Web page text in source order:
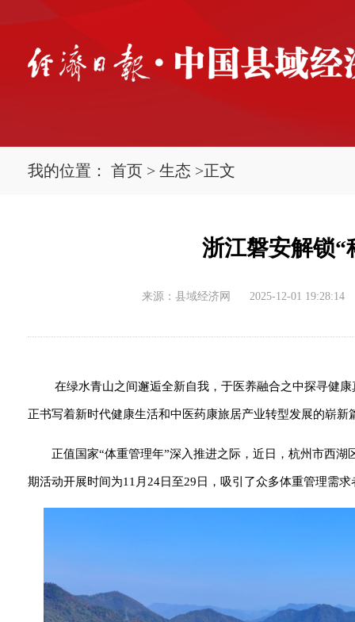
我的位置： 首页 > 生态 >正文
浙江磐安解锁“
来源：县域经济网 2025-12-01 19:28:14
在绿水青山之间邂逅全新自我，于医养融合之中探寻健
正书写着新时代健康生活和中医药康旅居产业转型发展的崭新
正值国家“体重管理年”深入推进之际，近日，杭州市西
期活动开展时间为11月24日至29日，吸引了众多体重管理需